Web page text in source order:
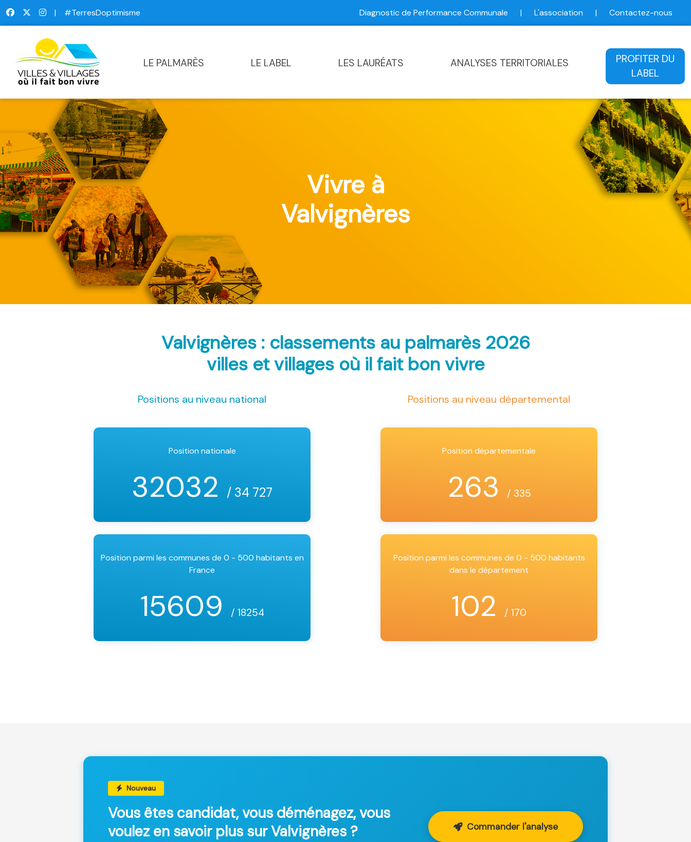
| #TerresDoptimisme Diagnostic de Performance Communale | L'association | Contactez-nous
LE PALMARÈS LE LABEL LES LAURÉATS ANALYSES TERRITORIALES
PROFITER DU
LABEL
Vivre à
Valvignères
Valvignères : classements au palmarès 2026
villes et villages où il fait bon vivre
Positions au niveau national
Position nationale
32032 / 34 727
Position parmi les communes de 0 - 500 habitants en
France
15609 / 18254
Positions au niveau départemental
Position départementale
263 / 335
Position parmi les communes de 0 - 500 habitants
dans le département
102 / 170
Nouveau
Vous êtes candidat, vous déménagez, vous
voulez en savoir plus sur Valvignères ?
Commander l'analyse